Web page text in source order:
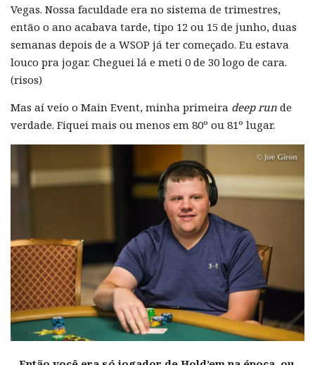
Vegas. Nossa faculdade era no sistema de trimestres,
então o ano acabava tarde, tipo 12 ou 15 de junho, duas
semanas depois de a WSOP já ter começado. Eu estava
louco pra jogar. Cheguei lá e meti 0 de 30 logo de cara.
(risos)
Mas aí veio o Main Event, minha primeira deep run de
verdade. Fiquei mais ou menos em 80º ou 81º lugar.